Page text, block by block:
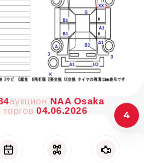
аукцион NAA Osaka
04.06.2026 4